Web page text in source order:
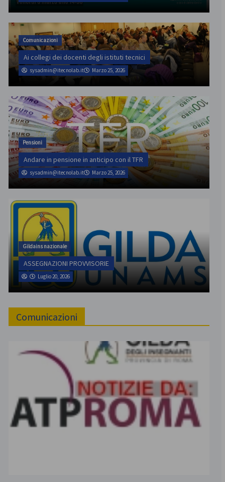
Comunicazioni
Ai collegi dei docenti degli istituti tecnici
sysadmin@itecnolab.it Marzo 25, 2026
Pensioni
Andare in pensione in anticipo con il TFR
sysadmin@itecnolab.it Marzo 25, 2026
Gildains nazionale
ASSEGNAZIONI PROVVISORIE
Luglio 20, 2026
Comunicazioni